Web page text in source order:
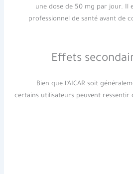
une dose de 50 mg par jour. Il
professionnel de santé avant de
Bien que l’AICAR soit
certains utilisateurs peuvent ressentir